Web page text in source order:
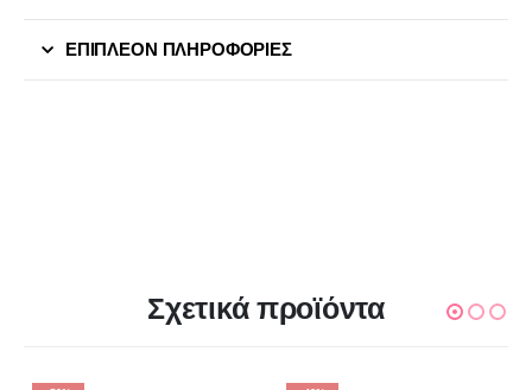
ΕΠΙΠΛΈΟΝ ΠΛΗΡΟΦΟΡΊΕΣ
Σχετικά προϊόντα